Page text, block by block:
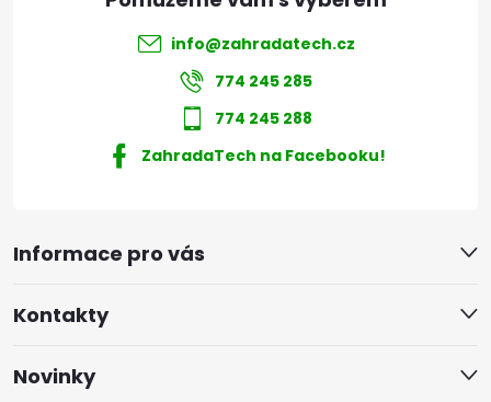
Informace pro vás
Kontakty
Novinky
info@zahradatech.cz
774 245 285
774 245 288
ZahradaTech na Facebooku!